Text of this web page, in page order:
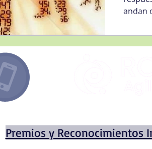
andan
Premios y Reconocimientos